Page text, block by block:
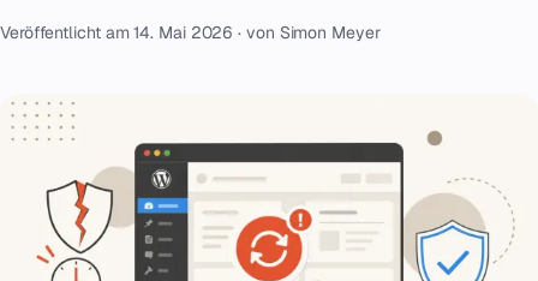
07 Notfall
08English
hello@zenku.studio
Veröffentlicht am 14. Mai 2026 · von Simon Meyer